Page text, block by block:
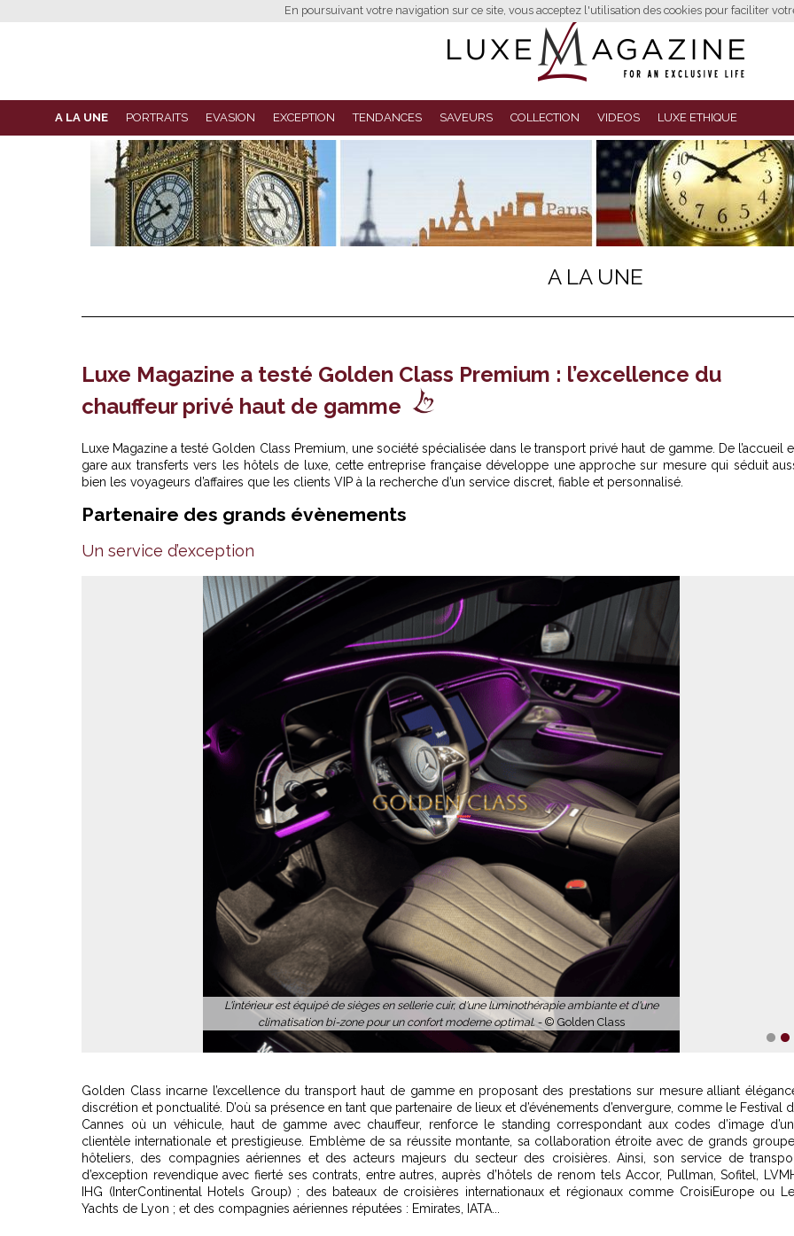
En poursuivant votre navigation sur ce site, vous acceptez l'utilisation des cookies pour faciliter
A LA UNE PORTRAITS EVASION EXCEPTION TENDANCES SAVEURS COLLECTION VIDEOS LUXE ETHIQUE
A LA UNE
Luxe Magazine a testé Golden Class Premium : l’excellence du
chauffeur privé haut de gamme
Luxe Magazine a testé Golden Class Premium, une société spécialisée dans le transport privé haut de gamme. De l’accueil
gare aux transferts vers les hôtels de luxe, cette entreprise française développe une approche sur mesure qui séduit
bien les voyageurs d’affaires que les clients VIP à la recherche d’un service discret, fiable et personnalisé.
Partenaire des grands évènements
Un service d’exception
Des chauffeurs professionnels en costume assurent un service de conciergerie exclusif,
Golden Class incarne l’excellence du transport haut de gamme en proposant des prestations sur mesure alliant
discrétion et ponctualité. D’où sa présence en tant que partenaire de lieux et d’événements d’envergure, comme le Festival
Cannes où un véhicule, haut de gamme avec chauffeur, renforce le standing correspondant aux codes d’image
clientèle internationale et prestigieuse. Emblème de sa réussite montante, sa collaboration étroite avec de grands
hôteliers, des compagnies aériennes et des acteurs majeurs du secteur des croisières. Ainsi, son service de
d’exception revendique avec fierté ses contrats, entre autres, auprès d’hôtels de renom tels Accor, Pullman, Sofitel,
IHG (InterContinental Hotels Group) ; des bateaux de croisières internationaux et régionaux comme CroisiEurope ou
Yachts de Lyon ; et des compagnies aériennes réputées : Emirates, IATA...